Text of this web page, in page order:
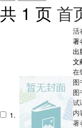
共 1 页 首
1.
活
著
出
文
在
图
图
试
内
著